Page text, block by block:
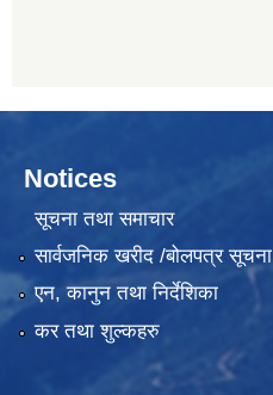
Notices
सूचना तथा समाचार
सार्वजनिक खरीद /बोलपत्र सूचना
एन, कानुन तथा निर्देशिका
कर तथा शुल्कहरु